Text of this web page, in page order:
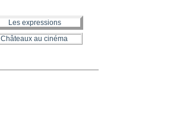
Les expressions
Châteaux au cinéma